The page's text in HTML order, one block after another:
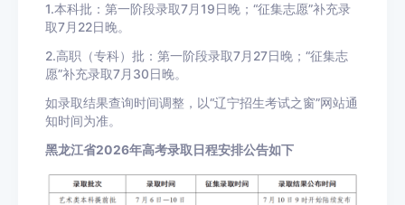
1.本科批：第一阶段录取7月19日晚；“征集志愿”补充录
取7月22日晚。
2.高职（专科）批：第一阶段录取7月27日晚；“征集志
愿”补充录取7月30日晚。
如录取结果查询时间调整，以“辽宁招生考试之窗”网站通
知时间为准。
黑龙江省2026年高考录取日程安排公告如下